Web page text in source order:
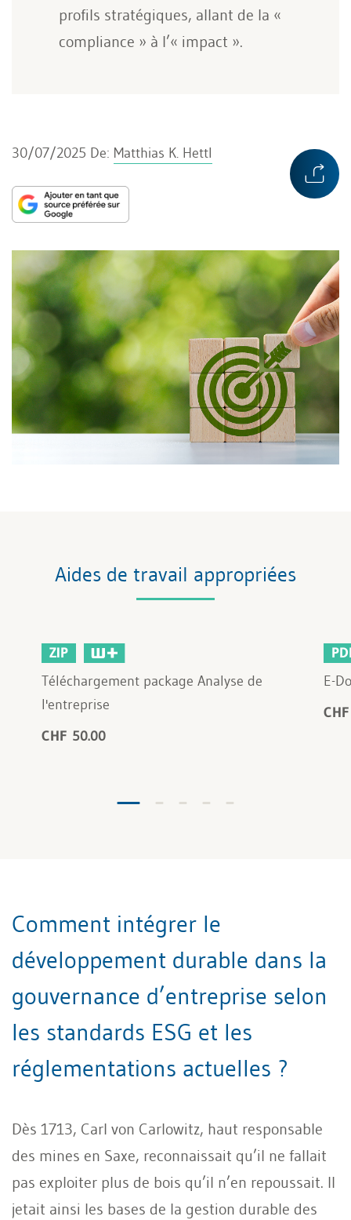
profils stratégiques, allant de la «
compliance » à l’« impact ».
30/07/2025 De: Matthias K. Hettl
Aides de travail appropriées
ZIP
Téléchargement package Analyse de
l'entreprise
CHF 50.00
E-
Comment intégrer le
développement durable dans la
gouvernance d’entreprise selon
les standards ESG et les
réglementations actuelles ?
Dès 1713, Carl von Carlowitz, haut responsable
des mines en Saxe, reconnaissait qu’il ne fallait
pas exploiter plus de bois qu’il n’en repoussait. Il
jetait ainsi les bases de la gestion durable des